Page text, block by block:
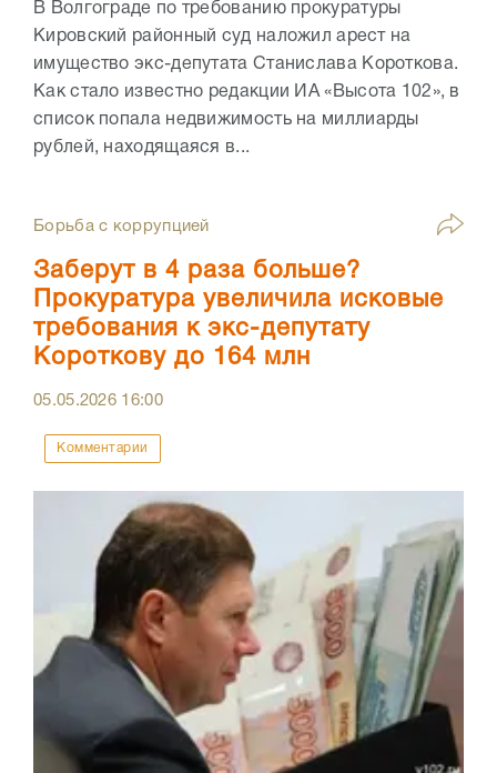
В Волгограде по требованию прокуратуры
Кировский районный суд наложил арест на
имущество экс-депутата Станислава Короткова.
Как стало известно редакции ИА «Высота 102», в
список попала недвижимость на миллиарды
рублей, находящаяся в...
Борьба с коррупцией
Заберут в 4 раза больше?
Прокуратура увеличила исковые
требования к экс-депутату
Короткову до 164 млн
05.05.2026 16:00
Комментарии